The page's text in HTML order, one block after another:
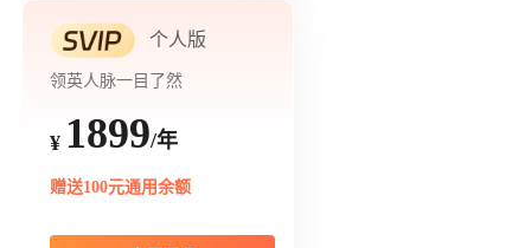
个人版
领英人脉一目了然
¥ 1899/年
赠送100元通用余额